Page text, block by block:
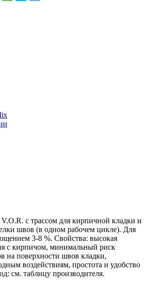
с трассом для кирпичной кладки и
швов (в одном рабочем цикле). Для
3-8 %. Свойства: высокая
с кирпичом, минимальный риск
на поверхности швов кладки,
воздействиям, простота и удобство
см. таблицу производителя.